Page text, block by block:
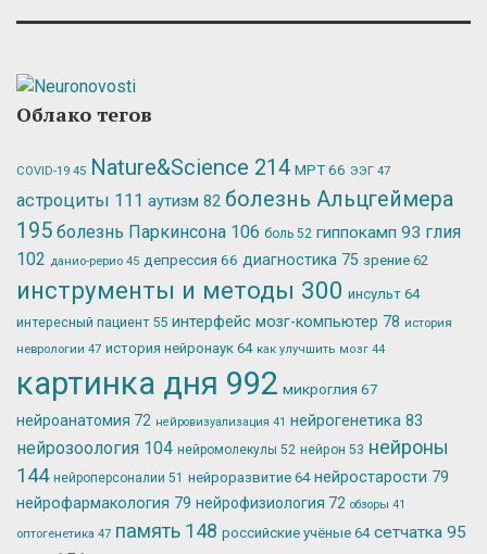
Облако тегов
COVID-19 45 Nature&Science 214 МРТ66 ЭЭГ 47
астроциты 111 аутизм 82 болезнь Альцгеймера
195 болезнь Паркинсона 106 боль 52 гиппокамп 93 глия
102 данио-рерио 45 депрессия 66 диагностика 75 зрение 62
инструменты и методы 300 инсульт 64
интересный пациент 55 интерфейс мозг-компьютер 78 история
неврологии 47 история нейронаук 64 как улучшить мозг 44
картинка дня 992 микроглия 67
нейроанатомия 72 нейровизуализация 41 нейрогенетика 83
нейрозоология 104 нейромолекулы 52 нейрон 53 нейроны
144 нейроперсоналии 51 нейроразвитие 64 нейростарости 79
нейрофармакология 79 нейрофизиология 72 обзоры 41
оптогенетика 47 память 148 российские учёные 64 сетчатка 95